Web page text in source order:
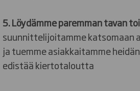
5. Löydämme paremman tavan
suunnittelijoitamme katsomaan
ja tuemme asiakkaitamme
edistää kiertotaloutta